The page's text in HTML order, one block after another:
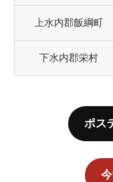
上水内郡飯綱町
下水内郡栄村
ポス